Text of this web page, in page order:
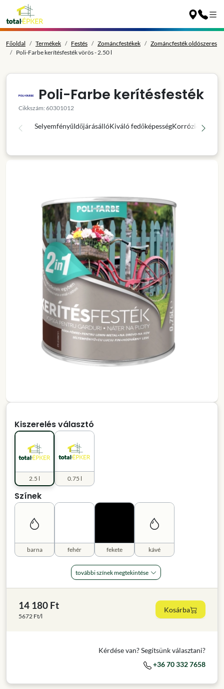
Főoldal Termékek Festés Zománcfestékek
Zománcfesték oldószeres
Poli-Farbe kerítésfesték vörös - 2.50 l
Poli-Farbe kerítésfesték
Cikkszám: 60301012
SelyemfényűIdőjárásállóKiváló fedőképességKorróziógátló
Kiszerelés választó
0.75 l
2.5 l
Színek
barna fehér fekete kávé
további színek megtekintése
14 180 Ft
5672 Ft/l
Kosárba
Kérdése van? Segítsünk választani?
+36 70 332 7658